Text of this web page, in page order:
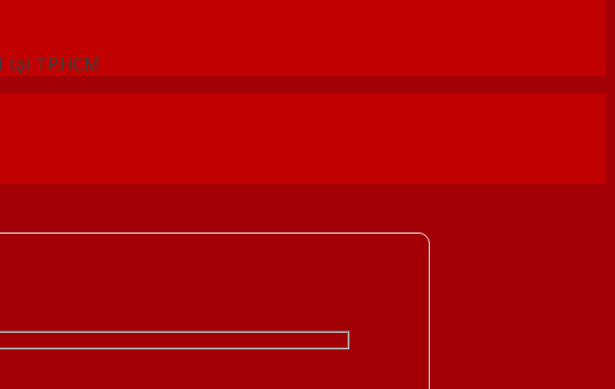
TP.HCM